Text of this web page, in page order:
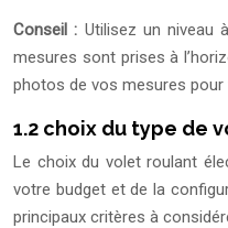
Conseil : Utilisez un niveau
mesures sont prises à
photos de vos mesures
1.2 choix du type de
Le choix du volet roulant
votre budget et de la
principaux critères à